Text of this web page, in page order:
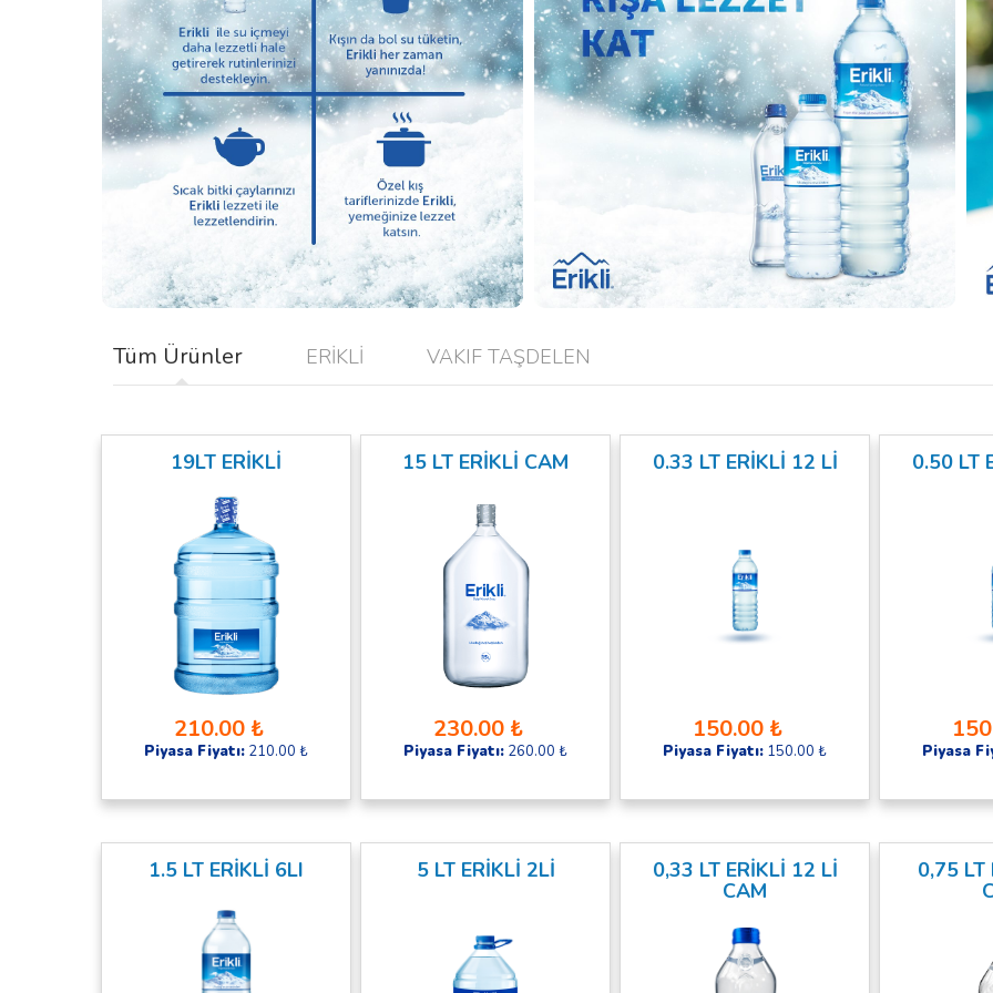
Tüm Ürünler ERİKLİ VAKIF TAŞDELEN
19LT ERİKLİ
210.00 ₺
Piyasa Fiyatı: 210.00 ₺
15 LT ERİKLİ CAM
230.00 ₺
Piyasa Fiyatı: 260.00 ₺
0.33 LT ERİKLİ 12 Lİ
150.00 ₺
Piyasa Fiyatı: 150.00 ₺
0.50 LT
Piyasa
1.5 LT ERİKLİ 6LI 5 LT ERİKLİ 2Lİ 0,33 LT ERİKLİ 12 Lİ
CAM
0,75 LT